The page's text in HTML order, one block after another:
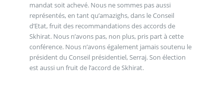
mandat soit achevé. Nous ne sommes pas aussi
représentés, en tant qu’amazighs, dans le Conseil
d’Etat, fruit des recommandations des accords de
Skhirat. Nous n’avons pas, non plus, pris part à cette
conférence. Nous n’avons également jamais soutenu le
président du Conseil présidentiel, Serraj. Son élection
est aussi un fruit de l’accord de Skhirat.